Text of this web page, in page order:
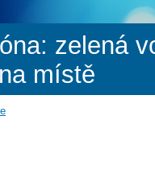
zelená
místě